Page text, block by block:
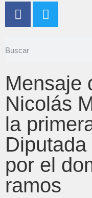
Mensaje
Nicolás
la
por el
ramos